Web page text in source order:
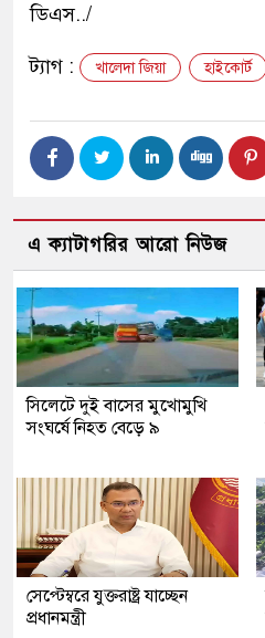
ডিএস../
ট্যাগ : খালেদা জিয়া হাইকোর্ট
এ ক্যাটাগরির আরো নিউজ
সিলেটে দুই বাসের মুখোমুখি
সংঘর্ষে নিহত বেড়ে ৯
সেপ্টেম্বরে যুক্তরাষ্ট্র যাচ্ছেন
প্রধানমন্ত্রী